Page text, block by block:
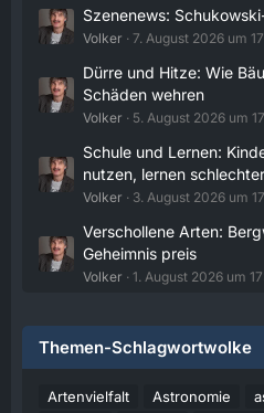
Externer Inhalt
Inhalte von externen
Ihre Zustimmung
und angezeigt.
Alle externen
Durch die Aktivierung
erklären Sie sich damit
personenbezogene
übermittelt werden.
haben wir in unserer
Verfügung gestellt.
Volker
Jetzt Online!
Szenenews:
Volker 7. August 2026 um
Dürre und Hitze: Wie
Schäden wehren
Volker 5. August 2026 um
Schule und Lernen:
nutzen, lernen schlechter
Volker 3. August 2026 um
Verschollene Arten:
Geheimnis preis
Volker 1. August 2026 um
Themen-Schlagwortwolke
Artenvielfalt Astronomie